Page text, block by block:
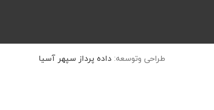
طراحی وتوسعه: داده پرداز سپهر آسیا